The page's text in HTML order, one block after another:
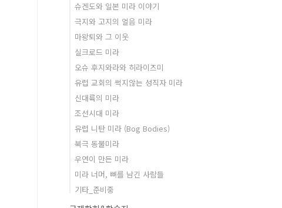
슈겐도와 일본 미라 이야기
극지와 고지의 얼음 미라
마왕퇴와 그 이웃
실크로드 미라
오슈 후지와라와 히라이즈미
유럽 교회의 썩지않는 성직자 미라
신대륙의 미라
조선시대 미라
유럽 니탄 미라 (Bog Bodies)
북극 동물미라
우연이 만든 미라
미라 너머, 뼈를 남긴 사람들
기타_준비중